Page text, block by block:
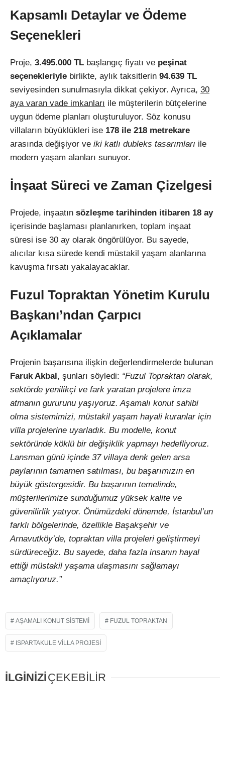
Kapsamlı Detaylar ve Ödeme
Seçenekleri
Proje, 3.495.000 TL başlangıç fiyatı ve peşinat
seçenekleriyle birlikte, aylık taksitlerin 94.639 TL
seviyesinden sunulmasıyla dikkat çekiyor. Ayrıca, 30
aya varan vade imkanları ile müşterilerin bütçelerine
uygun ödeme planları oluşturuluyor. Söz konusu
villaların büyüklükleri ise 178 ile 218 metrekare
arasında değişiyor ve iki katlı dubleks tasarımları ile
modern yaşam alanları sunuyor.
İnşaat Süreci ve Zaman Çizelgesi
Projede, inşaatın sözleşme tarihinden itibaren 18 ay
içerisinde başlaması planlanırken, toplam inşaat
süresi ise 30 ay olarak öngörülüyor. Bu sayede,
alıcılar kısa sürede kendi müstakil yaşam alanlarına
kavuşma fırsatı yakalayacaklar.
Fuzul Topraktan Yönetim Kurulu
Başkanı’ndan Çarpıcı
Açıklamalar
Projenin başarısına ilişkin değerlendirmelerde bulunan
Faruk Akbal , şunları söyledi: “Fuzul Topraktan olarak,
sektörde yenilikçi ve fark yaratan projelere imza
atmanın gururunu yaşıyoruz. Aşamalı konut sahibi
olma sistemimizi, müstakil yaşam hayali kuranlar için
villa projelerine uyarladık. Bu modelle, konut
sektöründe köklü bir değişiklik yapmayı hedefliyoruz.
Lansman günü içinde 37 villaya denk gelen arsa
paylarının tamamen satılması, bu başarımızın en
büyük göstergesidir. Bu başarının temelinde,
müşterilerimize sunduğumuz yüksek kalite ve
güvenilirlik yatıyor. Önümüzdeki dönemde, İstanbul’un
farklı bölgelerinde, özellikle Başakşehir ve
Arnavutköy’de, topraktan villa projeleri geliştirmeyi
sürdüreceğiz. Bu sayede, daha fazla insanın hayal
ettiği müstakil yaşama ulaşmasını sağlamayı
amaçlıyoruz.”
AŞAMALI KONUT SISTEMI FUZUL TOPRAKTAN
ISPARTAKULE VILLA PROJESI
İLGİNİZİÇEKEBİLİR